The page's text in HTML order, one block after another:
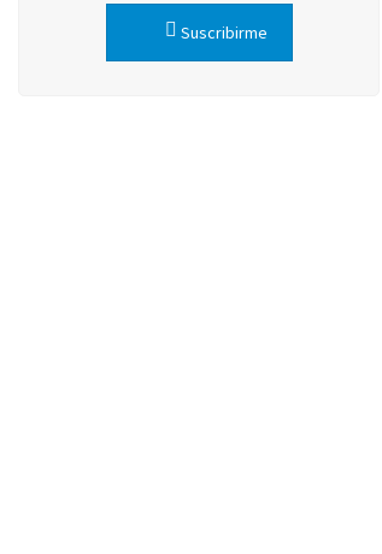
Suscribirme